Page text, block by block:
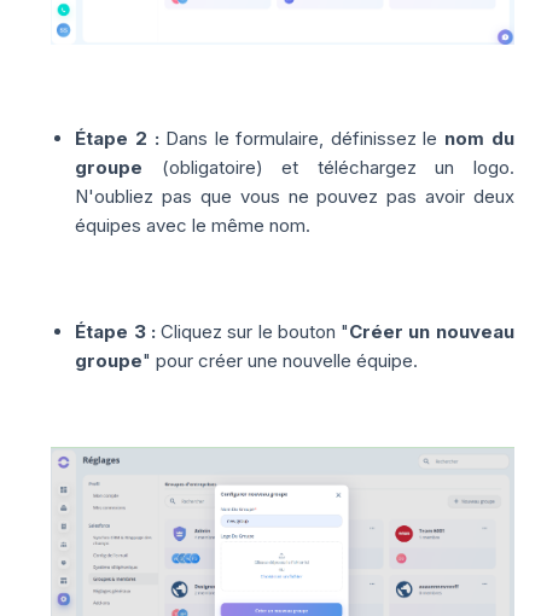
Étape 2 : Dans le formulaire, définissez le nom du
groupe (obligatoire) et téléchargez un logo.
N'oubliez pas que vous ne pouvez pas avoir deux
équipes avec le même nom.
Étape 3 : Cliquez sur le bouton "Créer un nouveau
groupe" pour créer une nouvelle équipe.